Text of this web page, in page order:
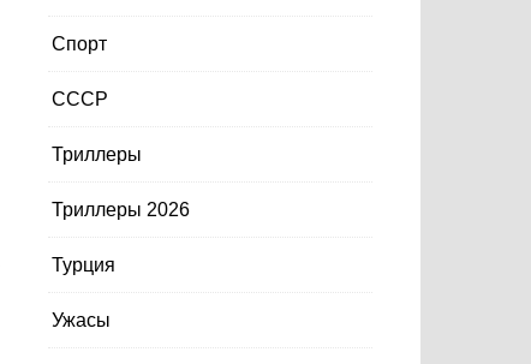
Спорт
СССР
Триллеры
Триллеры 2026
Турция
Ужасы